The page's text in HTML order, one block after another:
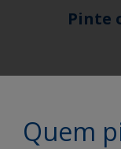
Quem
Pinte